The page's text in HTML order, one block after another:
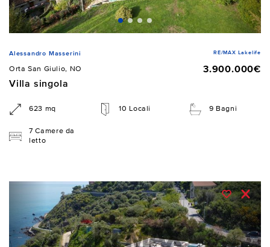
Alessandro Masserini RE/MAX Lakelife
Orta San Giulio, NO
3.900.000€
Villa singola
623 mq 10 Locali 9 Bagni
7 Camere da
letto